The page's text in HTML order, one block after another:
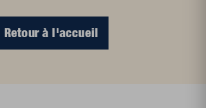
Retour à l'accueil